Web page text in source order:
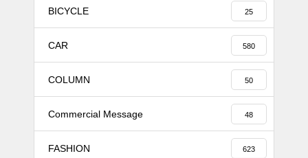
BICYCLE 25
CAR 580
COLUMN 50
Commercial Message 48
FASHION 623